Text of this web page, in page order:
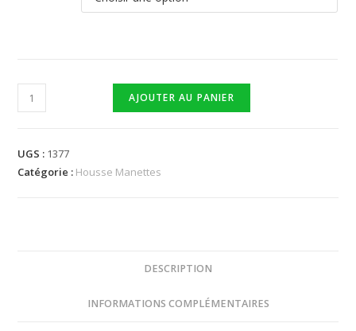
AJOUTER AU PANIER
UGS : 1377
Catégorie : Housse Manettes
DESCRIPTION
INFORMATIONS COMPLÉMENTAIRES